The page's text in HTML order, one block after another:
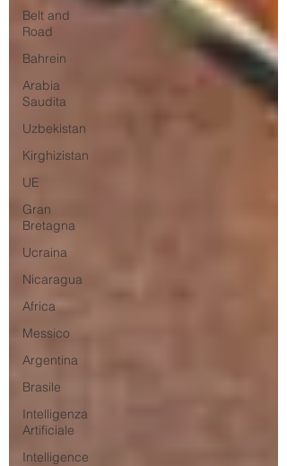
Belt and
Road
Bahrein
Arabia
Saudita
Uzbekistan
Kirghizistan
UE
Gran
Bretagna
Ucraina
Nicaragua
Africa
Messico
Argentina
Brasile
Intelligenza
Artificiale
Intelligence